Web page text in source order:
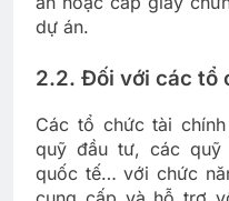
dự án.
2.2. Đối với các tổ
Các tổ chức tài
quỹ đầu tư, các
quốc tế… với chức